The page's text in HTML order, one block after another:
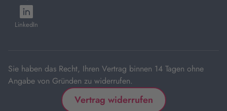
neuem
Tab
LinkedIn
öffnet
in
Sie haben das Recht, Ihren Vertrag binnen 14 Tagen ohne
Angabe von Gründen zu widerrufen.
Vertrag widerrufen